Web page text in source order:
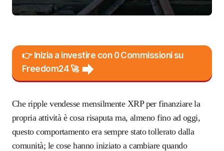
👉 Inizia a investire con 0 Commissioni su
Freedom24 🚀
Che ripple vendesse mensilmente XRP per finanziare la
propria attività è cosa risaputa ma, almeno fino ad oggi,
questo comportamento era sempre stato tollerato dalla
comunità; le cose hanno iniziato a cambiare quando